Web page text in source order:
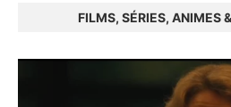
FILMS, SÉRIES, ANIMES